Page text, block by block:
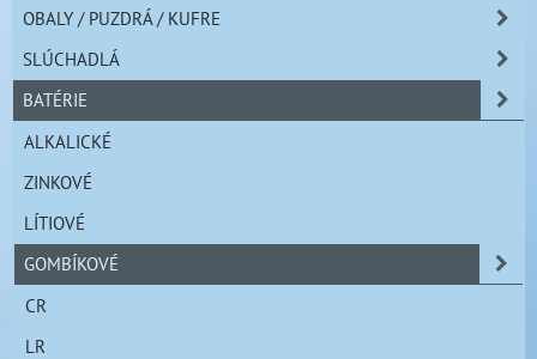
OBALY / PUZDRÁ / KUFRE
SLÚCHADLÁ
BATÉRIE
ALKALICKÉ
ZINKOVÉ
LÍTIOVÉ
GOMBÍKOVÉ
CR
LR